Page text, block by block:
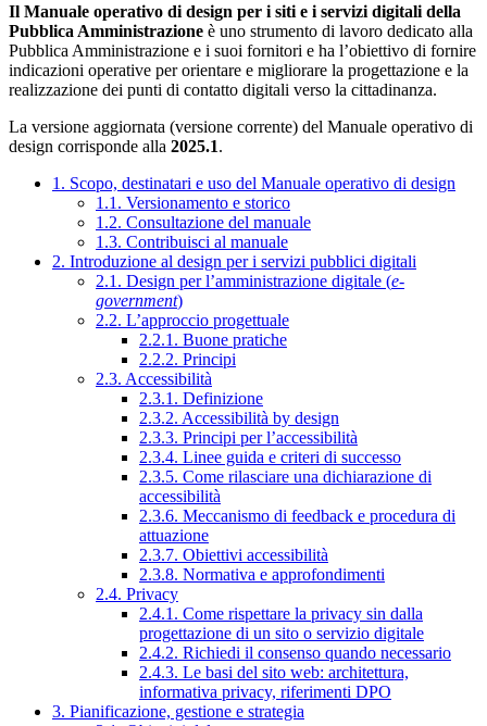
Il Manuale operativo di design per i siti e i servizi digitali della
Pubblica Amministrazione è uno strumento di lavoro dedicato alla
Pubblica Amministrazione e i suoi fornitori e ha l’obiettivo di fornire
indicazioni operative per orientare e migliorare la progettazione e la
realizzazione dei punti di contatto digitali verso la cittadinanza.
La versione aggiornata (versione corrente) del Manuale operativo di
design corrisponde alla 2025.1.
1. Scopo, destinatari e uso del Manuale operativo di design
1.1. Versionamento e storico
1.2. Consultazione del manuale
1.3. Contribuisci al manuale
2. Introduzione al design per i servizi pubblici digitali
2.1. Design per l’amministrazione digitale (e-
government)
2.2. L’approccio progettuale
2.2.1. Buone pratiche
2.2.2. Principi
2.3. Accessibilità
2.3.1. Definizione
2.3.2. Accessibilità by design
2.3.3. Principi per l’accessibilità
2.3.4. Linee guida e criteri di successo
2.3.5. Come rilasciare una dichiarazione di
accessibilità
2.3.6. Meccanismo di feedback e procedura di
attuazione
2.3.7. Obiettivi accessibilità
2.3.8. Normativa e approfondimenti
2.4. Privacy
2.4.1. Come rispettare la privacy sin dalla
progettazione di un sito o servizio digitale
2.4.2. Richiedi il consenso quando necessario
2.4.3. Le basi del sito web: architettura,
informativa privacy, riferimenti DPO
3. Pianificazione, gestione e strategia